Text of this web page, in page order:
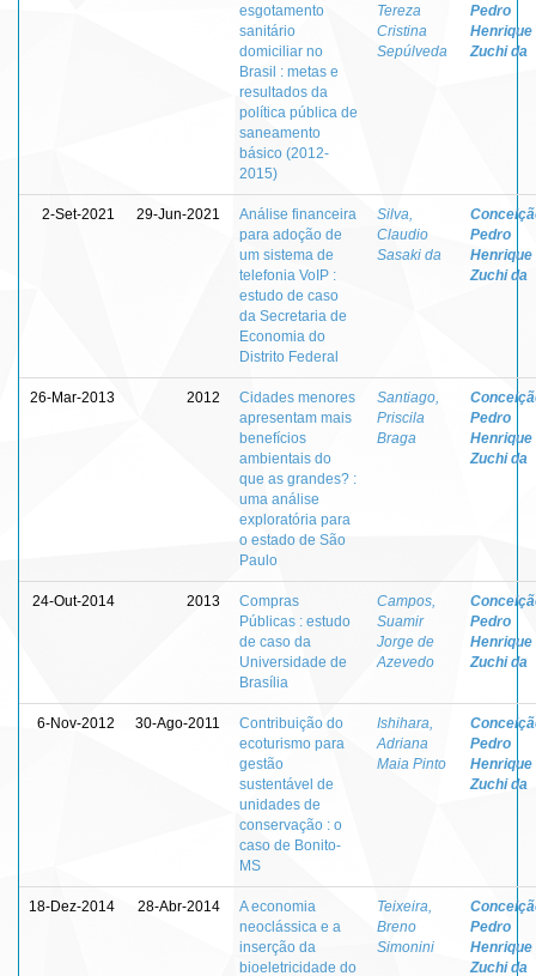
esgotamento
sanitário
domiciliar no
Brasil : metas e
resultados da
política pública de
saneamento
básico (2012-
2015)
Tereza
Cristina
Sepúlveda
Pedro
Henrique
Zuchi da
2-Set-2021 29-Jun-2021
Análise financeira
para adoção de
um sistema de
telefonia VoIP :
estudo de caso
da Secretaria de
Economia do
Distrito Federal
Silva,
Claudio
Sasaki da
Pedro
Henrique
Zuchi da
26-Mar-2013 2012
Cidades menores
apresentam mais
benefícios
ambientais do
que as grandes? :
uma análise
exploratória para
o estado de São
Paulo
Santiago,
Priscila
Braga
Pedro
Henrique
Zuchi da
24-Out-2014 2013
Compras
Públicas : estudo
de caso da
Universidade de
Brasília
Campos,
Suamir
Jorge de
Azevedo
Pedro
Henrique
Zuchi da
6-Nov-2012 30-Ago-2011
Contribuição do
ecoturismo para
gestão
sustentável de
unidades de
conservação : o
caso de Bonito-
MS
Ishihara,
Adriana
Maia Pinto
Pedro
Henrique
Zuchi da
18-Dez-2014 28-Abr-2014
A economia
neoclássica e a
inserção da
bioeletricidade do
Teixeira,
Breno
Simonini
Pedro
Henrique
Zuchi da